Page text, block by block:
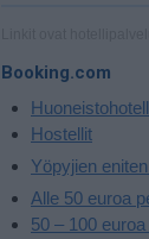
Booking.com
Hostellit
Yöpyjien
Alle 50 euroa
50 – 100